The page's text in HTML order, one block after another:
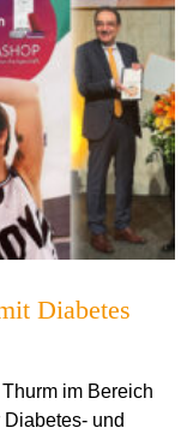
Diabetes
im Bereich
Diabetes- und